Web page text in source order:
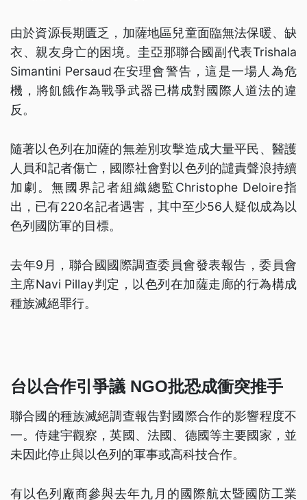
由於資源長期匱乏，加薩地區兒童面臨無法保暖、缺
衣、親友身亡的困境。圭亞那聯合國副代表Trishala
Simantini Persaud在安理會警告，這是一場人為危
機，將飢餓作為戰爭武器已構成對國際人道法的違
反。
隨著以色列在加薩的無差別攻擊造成大量平民、醫護
人員和記者傷亡，國際社會對以色列的譴責聲浪持續
加劇。無國界記者組織總監Christophe Deloire指
出，已有220名記者遇害，其中至少56人疑似成為以
色列國防軍的目標。
去年9月，聯合國國際調查委員會發表報告，委員會
主席Navi Pillay判定，以色列在加薩走廊的行為構成
種族滅絕罪行。
台以合作引爭議 NGO批恐成衝突推手
聯合國的種族滅絕調查報告對國際合作的影響程度不
一。侍建宇觀察，英國、法國、德國等主要國家，並
未因此停止與以色列的軍事或高科技合作。
有以色列廠商參與去年九月的國際航太暨國防工業